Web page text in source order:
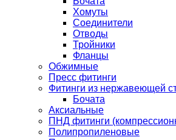
Хомуты
Соединители
Отводы
Тройники
Фланцы
Обжимные
Пресс фитинги
Фитинги из нержавеющей
Бочата
Аксиальные
ПНД фитинги
Полипропиленовые